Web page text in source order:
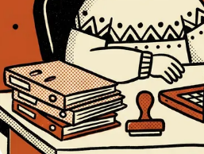
🇱🇺 Luksemburg
🇱🇻 Łotwa
🇲🇹 Malta
🇩🇪 Niemcy
🇱🇹 Litwa
🇱🇺 Luksemburg
🇱🇻 Łotwa
🇲🇹 Malta